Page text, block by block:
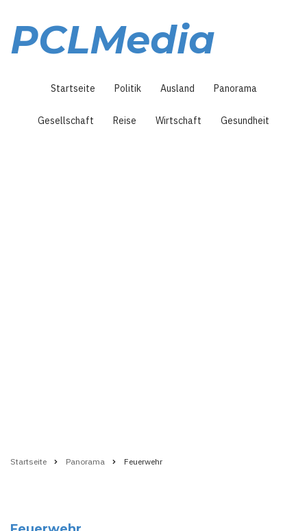
Inhalt
PCLMedia
Startseite Politik Ausland Panorama
Gesellschaft Reise Wirtschaft Gesundheit
Startseite Panorama Feuerwehr